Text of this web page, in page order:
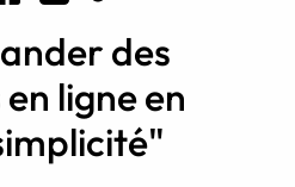
des
ligne en